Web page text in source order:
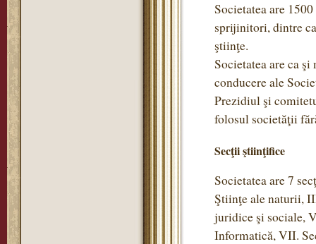
Societatea are
sprijinitori, dintre
ştiinţe.
Societatea are ca
conducere ale
Prezidiul şi
folosul societăţii
Secţii ştiinţifice
Societatea are 7
Ştiinţe ale naturii,
juridice şi sociale,
Informatică, VII.